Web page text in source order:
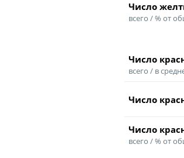
Число
всего / % от
Число
всего / в
Число
Число
всего / % от